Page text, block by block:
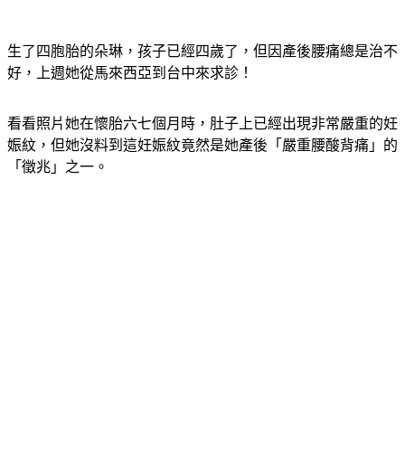
生了四胞胎的朵琳，孩子已經四歲了，但因產後腰痛總是治不
好，上週她從馬來西亞到台中來求診！
看看照片她在懷胎六七個月時，肚子上已經出現非常嚴重的妊
娠紋，但她沒料到這妊娠紋竟然是她產後「嚴重腰酸背痛」的
「徵兆」之一。